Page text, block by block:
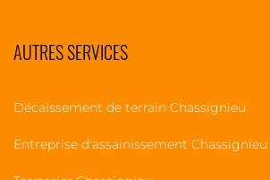
AUTRES SERVICES
Décaissement de terrain Chassignieu
Entreprise d'assainissement Chassignieu